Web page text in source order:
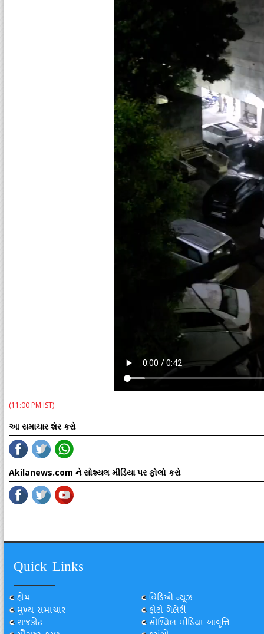
(11:00 PM IST)
આ સમાચાર શેર કરો
Akilanews.com ને સોશ્યલ મીડિયા પર ફોલો કરો
Quick Links
હોમ
મુખ્ય સમાચાર
રાજકોટ
વિડિઓ ન્યૂઝ
ફોટો ગેલેરી
સોશ્યિલ મીડિયા આવૃત્તિ